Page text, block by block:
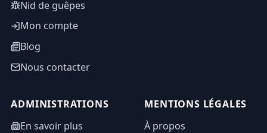
Nid de guêpes
Mon compte
Blog
Nous contacter
ADMINISTRATIONS
En savoir plus
MENTIONS LÉGALES
À propos